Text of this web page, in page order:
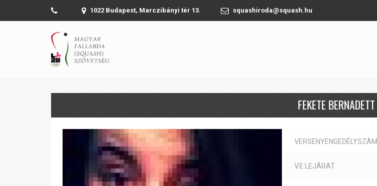
1022 Budapest, Marczibányi tér 13. squashiroda@squash.hu
FEKETE BERNADETT
VERSENYENGEDÉLYSZÁM
V.E LEJÁRAT